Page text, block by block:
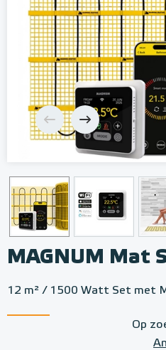
MAGNUM Mat
12 m² / 1500 Watt Set met
Op